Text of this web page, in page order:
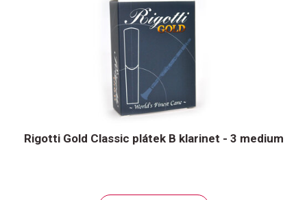
Rigotti Gold Classic plátek B klarinet - 3 medium